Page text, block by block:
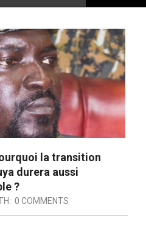
la transition
durera aussi
?
0 COMMENTS